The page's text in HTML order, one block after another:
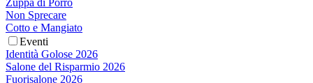
Zuppa di Porro
Non Sprecare
Cotto e Mangiato
Eventi
Identità Golose 2026
Salone del Risparmio 2026
Fuorisalone 2026